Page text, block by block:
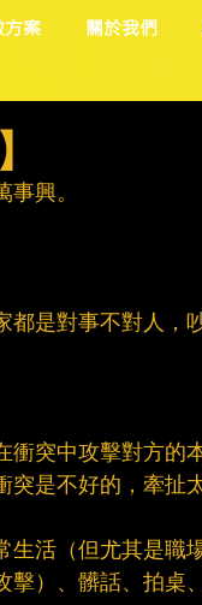
方案 關於我們
興。
是對事不對人，
突中攻擊對方的
是不好的，牽扯
活（但尤其是職
）、髒話、拍桌